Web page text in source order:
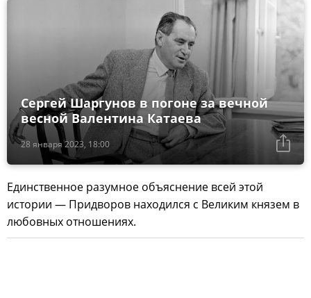
28 января 2023, 18:00
Сергей Шаргунов в погоне за вечной
весной Валентина Катаева
Единственное разумное объяснение всей этой
истории — Придворов находился с Великим князем в
любовных отношениях.